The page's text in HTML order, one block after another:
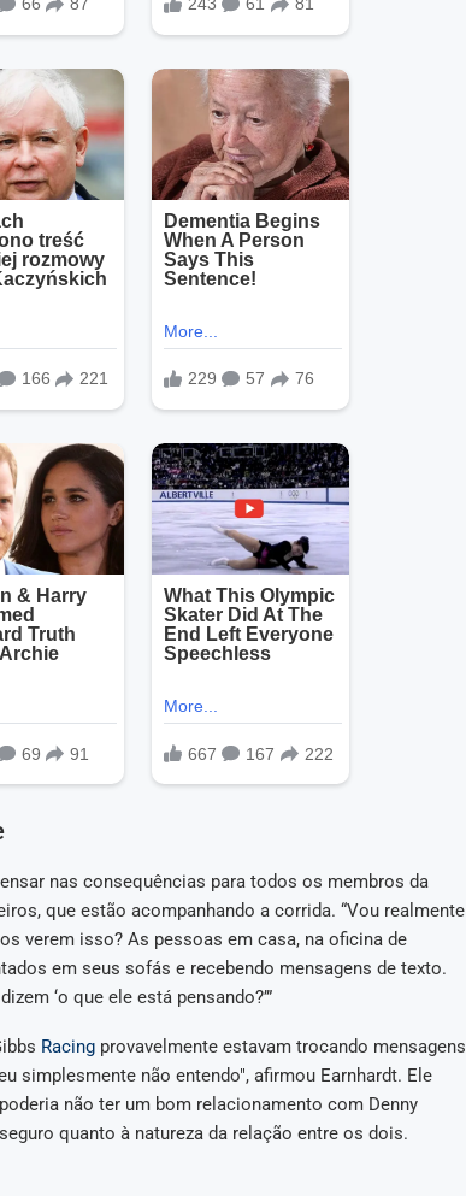
nas consequências para todos os membros da
que estão acompanhando a corrida. “Vou realmente
verem isso? As pessoas em casa, na oficina de
em seus sofás e recebendo mensagens de texto.
‘o que ele está pensando?’”
Racingprovavelmente estavam trocando mensagens
simplesmente não entendo", afirmou Earnhardt. Ele
não ter um bom relacionamento com Denny
quanto à natureza da relação entre os dois.